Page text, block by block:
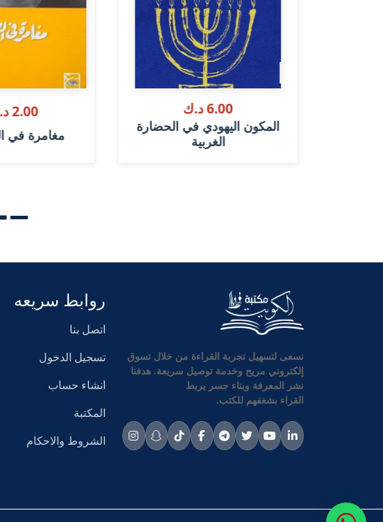
6.00 د.ك
المكون اليهودي في الحضارة
الغربية
2.00 د.ك
مغامرة في
نسعى لتسهيل تجربة القراءة من خلال تسوق
إلكتروني مريح وخدمة توصيل سريعة. هدفنا
نشر المعرفة وبناء جسر يربط
القراء بشغفهم للكتب.
روابط سريعه
اتصل بنا
تسجيل الدخول
انشاء حساب
المكتبة
الشروط والاحكام